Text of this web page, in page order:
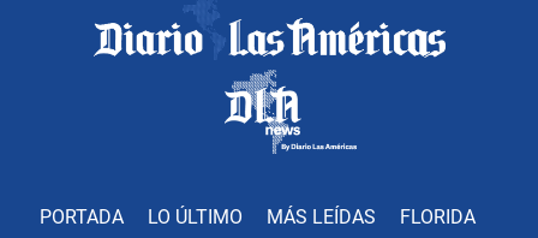
PORTADA LO ÚLTIMO MÁS LEÍDAS FLORIDA